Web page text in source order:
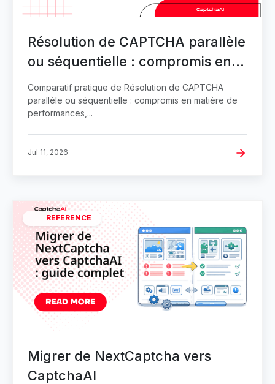
Résolution de CAPTCHA parallèle
ou séquentielle : compromis en
matière de performances
Comparatif pratique de Résolution de CAPTCHA
parallèle ou séquentielle : compromis en matière de
performances,...
Jul 11, 2026
REFERENCE
Migrer de NextCaptcha vers
CaptchaAI